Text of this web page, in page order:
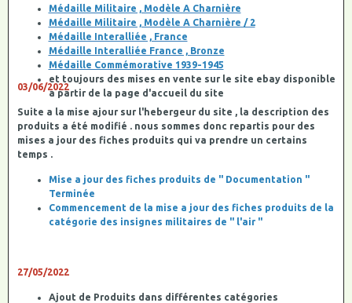
Médaille Militaire , Modèle A Charnière
Médaille Militaire , Modèle A Charnière / 2
Médaille Interalliée , France
Médaille Interalliée France , Bronze
Médaille Commémorative 1939-1945
et toujours des mises en vente sur le site ebay disponible
a partir de la page d'accueil du site
03/06/2022
Suite a la mise ajour sur l'hebergeur du site , la description des
produits a été modifié . nous sommes donc repartis pour des
mises a jour des fiches produits qui va prendre un certains
temps .
Mise a jour des fiches produits de " Documentation "
Terminée
Commencement de la mise a jour des fiches produits de la
catégorie des insignes militaires de " l'air "
27/05/2022
Ajout de Produits dans différentes catégories